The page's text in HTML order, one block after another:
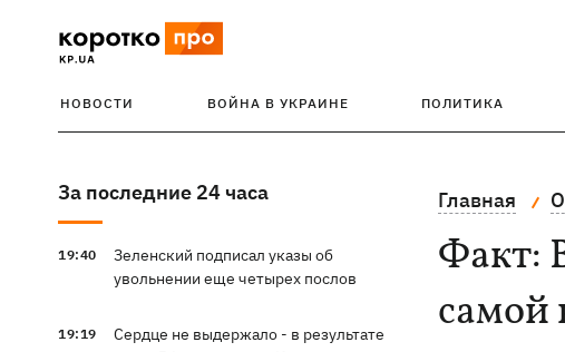
НОВОСТИ ВОЙНА В УКРАИНЕ ПОЛИТИКА
За последние 24 часа
19:40
Зеленский подписал указы об
увольнении еще четырех послов
19:19
Сердце не выдержало - в результате
Главная
Факт:
самой